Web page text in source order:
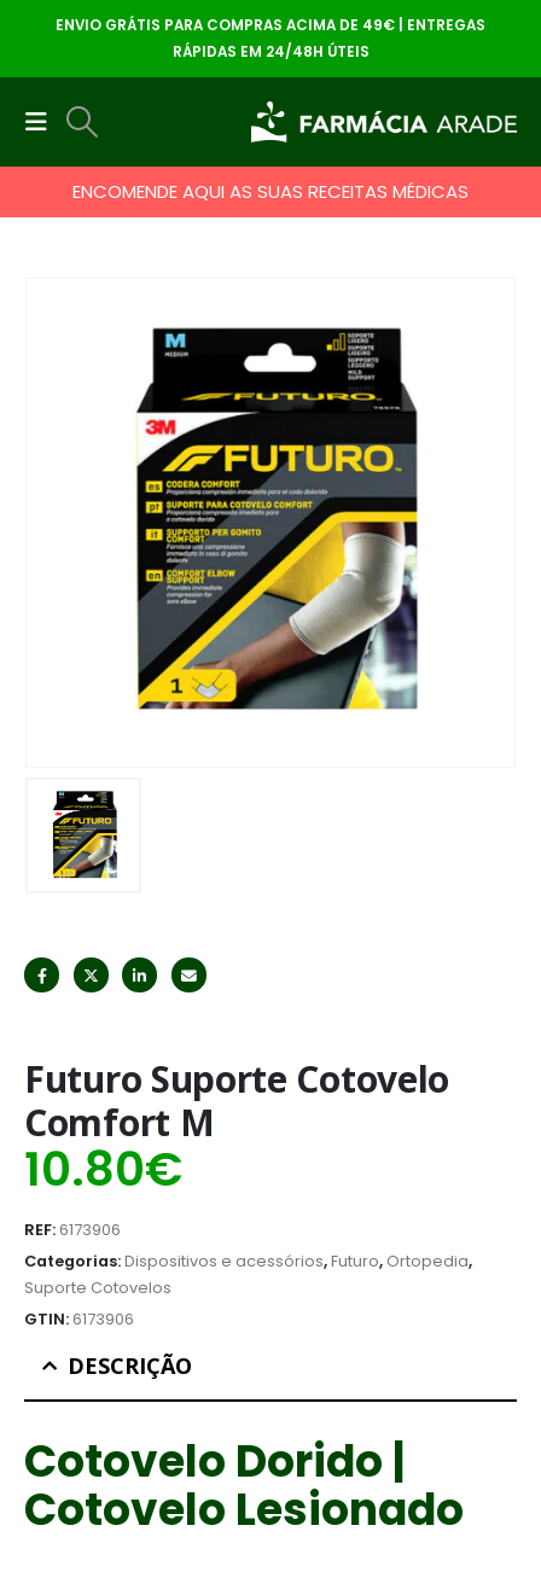
ENVIO GRÁTIS PARA COMPRAS ACIMA DE 49€ | ENTREGAS
RÁPIDAS EM 24/48H ÚTEIS
ENCOMENDE AQUI AS SUAS RECEITAS MÉDICAS
Futuro Suporte Cotovelo
Comfort M
10.80€
REF:6173906
Categorias:Dispositivos e acessórios,Futuro, Ortopedia,
Suporte Cotovelos
GTIN:6173906
DESCRIÇÃO
Cotovelo Dorido |
Cotovelo Lesionado